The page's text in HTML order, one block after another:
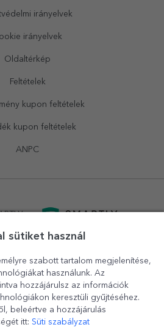
irányelvek
irányelvek
Oldaltérkép
Feltételek
kupon feltételek
kupon feltételek
ANPC
sütiket használ
szabott tartalom megjelenítése,
használunk. Az
hozzájárulsz az információk
keresztüli gyűjtéséhez.
beleértve a hozzájárulás
itt: Süti szabályzat